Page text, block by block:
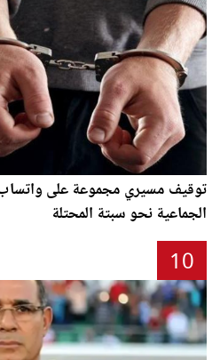
توقيف مسيري مجموعة على
الجماعية نحو سبتة المحتلة
10